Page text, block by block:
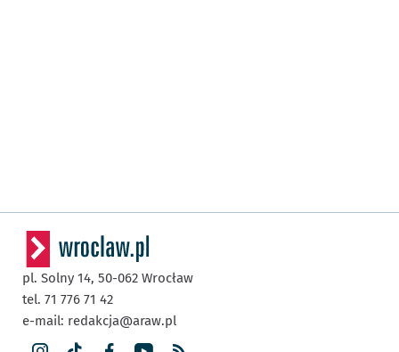
pl. Solny 14, 50-062 Wrocław
tel. 71 776 71 42
e-mail: redakcja@araw.pl